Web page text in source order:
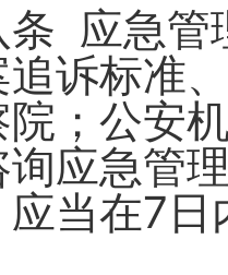
条 应急管
诉标准
院；公安
应急管
应当在7